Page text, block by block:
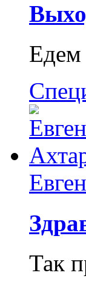
Едем
Так